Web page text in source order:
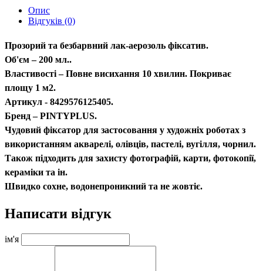
Опис
Відгуків (0)
Прозорий та безбарвний лак-аерозоль фіксатив.
Об'єм – 200 мл..
Властивості – Повне висихання 10 хвилин. Покриває
площу 1 м2.
Артикул - 8429576125405.
Бренд – PINTYPLUS.
Чудовий фіксатор для застосовання у художніх роботах з
використанням акварелі, олівців, пастелі, вугілля, чорнил.
Також підходить для захисту фотографій, карти, фотокопії,
кераміки та ін.
Швидко сохне, водонепроникний та не жовтіє.
Написати відгук
ім'я